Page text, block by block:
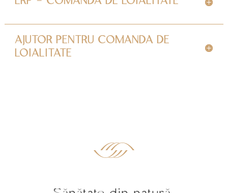
AJUTOR PENTRU COMANDA DE
LOIALITATE